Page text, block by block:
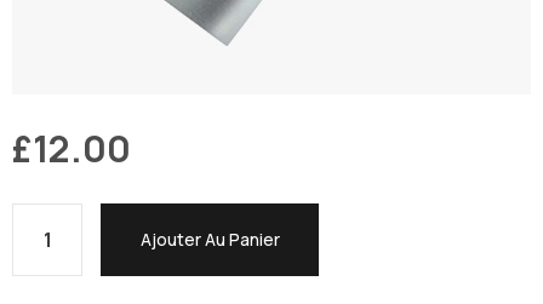
£12.00
Ajouter Au Panier